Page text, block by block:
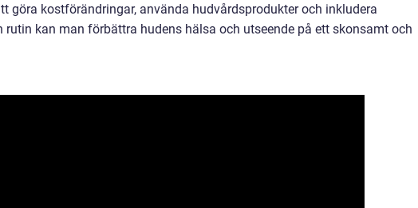
göra kostförändringar, använda hudvårdsprodukter och inkludera
rutin kan man förbättra hudens hälsa och utseende på ett skonsamt och